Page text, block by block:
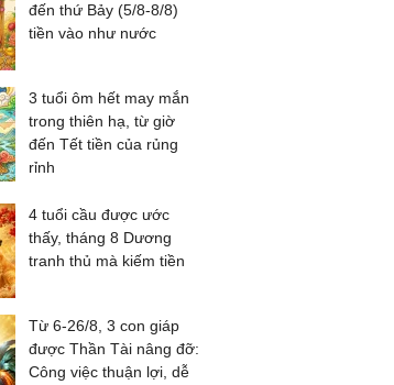
đến thứ Bảy (5/8-8/8)
tiền vào như nước
3 tuổi ôm hết may mắn
trong thiên hạ, từ giờ
đến Tết tiền của rủng
rỉnh
4 tuổi cầu được ước
thấy, tháng 8 Dương
tranh thủ mà kiếm tiền
Từ 6-26/8, 3 con giáp
được Thần Tài nâng đỡ:
Công việc thuận lợi, dễ